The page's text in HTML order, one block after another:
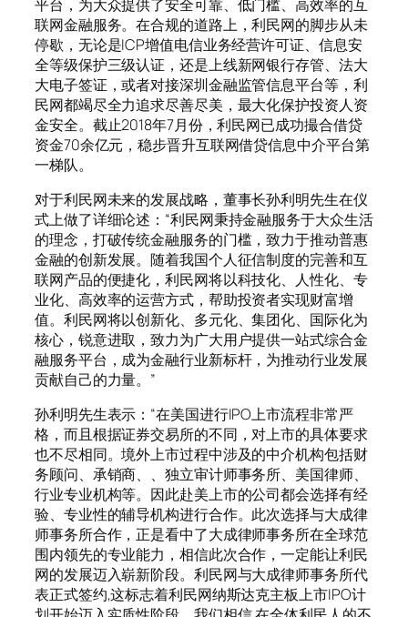
平台，为大众提供了安全可靠、低门槛、高效率的互
联网金融服务。在合规的道路上，利民网的脚步从未
停歇，无论是ICP增值电信业务经营许可证、信息安
全等级保护三级认证，还是上线新网银行存管、法大
大电子签证，或者对接深圳金融监管信息平台等，利
民网都竭尽全力追求尽善尽美，最大化保护投资人资
金安全。截止2018年7月份，利民网已成功撮合借贷
资金70余亿元，稳步晋升互联网借贷信息中介平台第
一梯队。
对于利民网未来的发展战略，董事长孙利明先生在仪
式上做了详细论述：“利民网秉持金融服务于大众生活
的理念，打破传统金融服务的门槛，致力于推动普惠
金融的创新发展。随着我国个人征信制度的完善和互
联网产品的便捷化，利民网将以科技化、人性化、专
业化、高效率的运营方式，帮助投资者实现财富增
值。利民网将以创新化、多元化、集团化、国际化为
核心，锐意进取，致力为广大用户提供一站式综合金
融服务平台，成为金融行业新标杆，为推动行业发展
贡献自己的力量。”
孙利明先生表示：“在美国进行IPO上市流程非常严
格，而且根据证券交易所的不同，对上市的具体要求
也不尽相同。境外上市过程中涉及的中介机构包括财
务顾问、承销商、、独立审计师事务所、美国律师、
行业专业机构等。因此赴美上市的公司都会选择有经
验、专业性的辅导机构进行合作。此次选择与大成律
师事务所合作，正是看中了大成律师事务所在全球范
围内领先的专业能力，相信此次合作，一定能让利民
网的发展迈入崭新阶段。利民网与大成律师事务所代
表正式签约,这标志着利民网纳斯达克主板上市IPO计